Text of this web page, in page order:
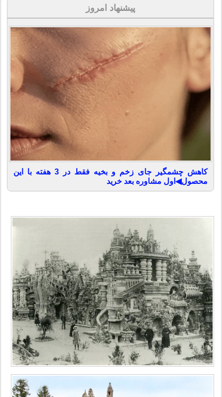
پیشنهاد امروز
کاهش چشمگیر جای زخم و بخیه فقط در 3 هفته با این
محصول◀اول مشاوره بعد خرید